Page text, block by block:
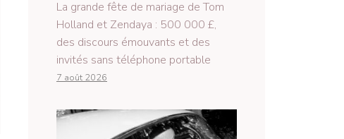
La grande fête de mariage de Tom
Holland et Zendaya : 500 000 £,
des discours émouvants et des
invités sans téléphone portable
7 août 2026